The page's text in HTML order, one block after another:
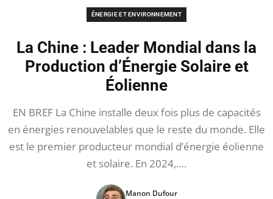
ÉNERGIE ET ENVIRONNEMENT
La Chine : Leader Mondial dans la
Production d’Énergie Solaire et
Éolienne
EN BREF La Chine installe deux fois plus de capacités
en énergies renouvelables que le reste du monde. Elle
est le premier producteur mondial d’énergie éolienne
et solaire. En 2024,….
Manon Dufour